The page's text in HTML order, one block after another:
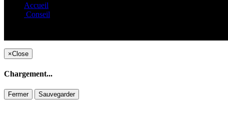
Accueil
Conseil
×Close
Chargement...
Fermer Sauvegarder